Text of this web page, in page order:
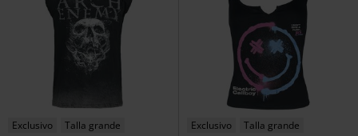
Exclusivo
Talla grande
Exclusivo Talla grande